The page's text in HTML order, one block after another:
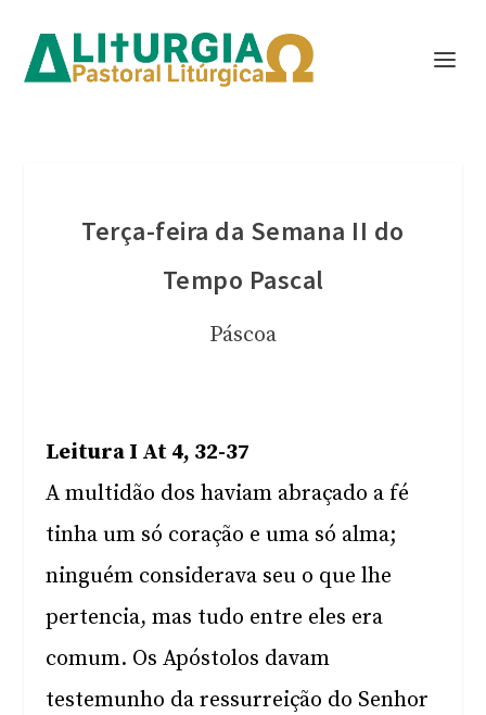
Terça-feira da Semana II do
Tempo Pascal
Páscoa
Leitura I At 4, 32-37
A multidão dos haviam abraçado a fé
tinha um só coração e uma só alma;
ninguém considerava seu o que lhe
pertencia, mas tudo entre eles era
comum. Os Apóstolos davam
testemunho da ressurreição do Senhor